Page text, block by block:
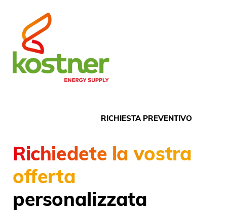
RICHIESTA PREVENTIVO
Richiedete la vostra
offerta
personalizzata